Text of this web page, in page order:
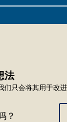
法
们只会将其用于改
？